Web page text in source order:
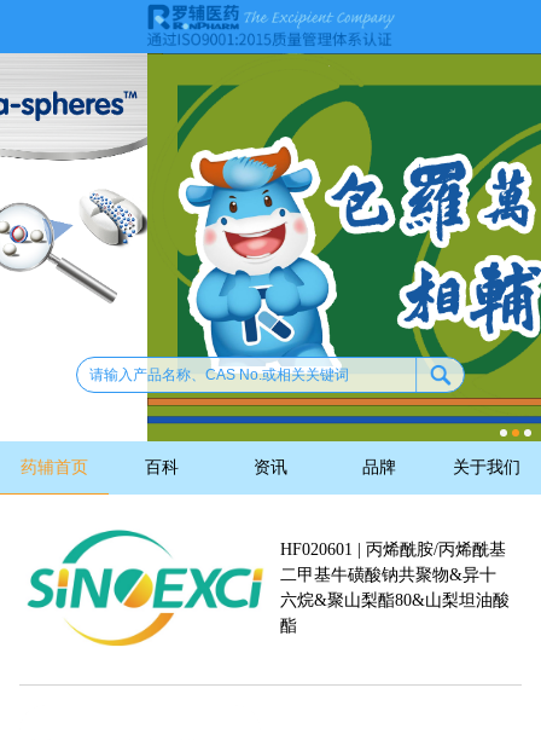
药辅首页 百科 资讯 品牌 关于我们
HF020601 | 丙烯酰胺/丙烯酰基
二甲基牛磺酸钠共聚物&异十
六烷&聚山梨酯80&山梨坦油酸
酯